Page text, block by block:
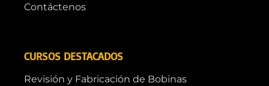
Contáctenos
CURSOS DESTACADOS
Revisión y Fabricación de Bobinas